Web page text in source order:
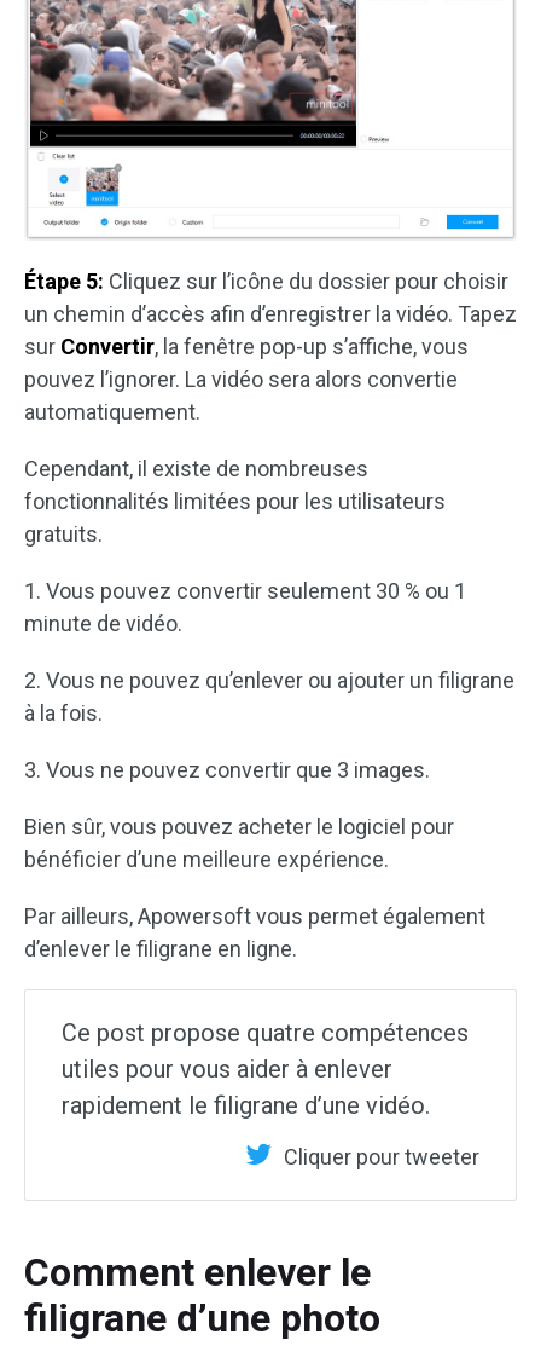
Étape 5: Cliquez sur l’icône du dossier pour choisir
un chemin d’accès afin d’enregistrer la vidéo. Tapez
sur Convertir, la fenêtre pop-up s’affiche, vous
pouvez l’ignorer. La vidéo sera alors convertie
automatiquement.
Cependant, il existe de nombreuses
fonctionnalités limitées pour les utilisateurs
gratuits.
1. Vous pouvez convertir seulement 30 % ou 1
minute de vidéo.
2. Vous ne pouvez qu’enlever ou ajouter un filigrane
à la fois.
3. Vous ne pouvez convertir que 3 images.
Bien sûr, vous pouvez acheter le logiciel pour
bénéficier d’une meilleure expérience.
Par ailleurs, Apowersoft vous permet également
d’enlever le filigrane en ligne.
Ce post propose quatre compétences
utiles pour vous aider à enlever
rapidement le filigrane d’une vidéo.
Cliquer pour tweeter
Comment enlever le
filigrane d’une photo